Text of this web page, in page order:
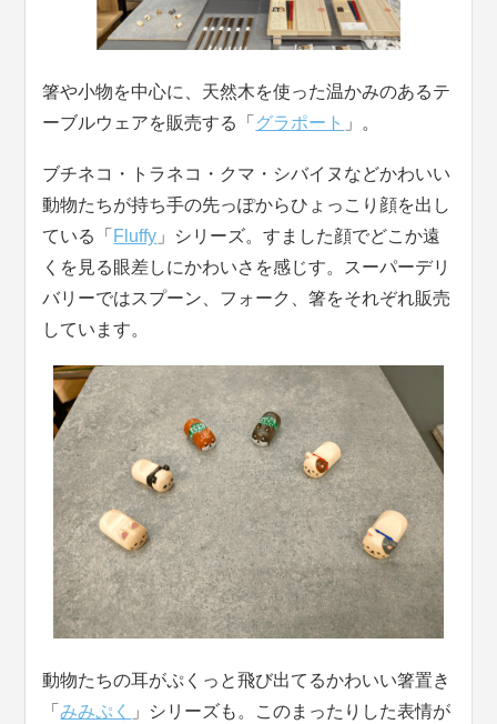
箸や小物を中心に、天然木を使った温かみのあるテ
ーブルウェアを販売する「 グラポート 」。
ブチネコ・トラネコ・クマ・シバイヌなどかわいい
動物たちが持ち手の先っぽからひょっこり顔を出し
ている「 Fluffy 」シリーズ。すました顔でどこか遠
くを見る眼差しにかわいさを感じす。スーパーデリ
バリーではスプーン、フォーク、箸をそれぞれ販売
しています。
動物たちの耳がぷくっと飛び出てるかわいい箸置き
「みみぷく
」シリーズも。このまったりした表情が